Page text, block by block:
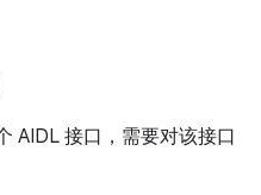
AIDL 接口，需要对该接口